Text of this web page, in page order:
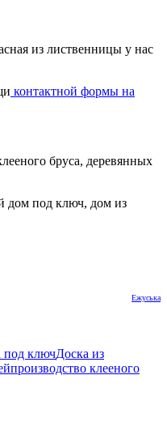
из лиственницы у нас
контактной формы на
бруса, деревянных
дом под ключ, дом из
Ежуська
под ключДоска из
производство клееного